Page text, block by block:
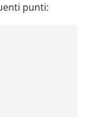
punti: